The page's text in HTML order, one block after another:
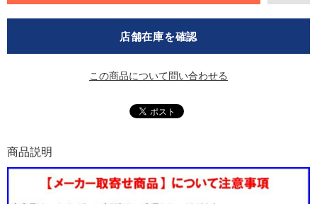
店舗在庫を確認
この商品について問い合わせる
商品説明